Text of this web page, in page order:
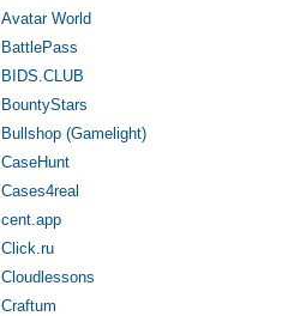
Avatar World
BattlePass
BIDS.CLUB
BountyStars
Bullshop (Gamelight)
CaseHunt
Cases4real
cent.app
Click.ru
Cloudlessons
Craftum